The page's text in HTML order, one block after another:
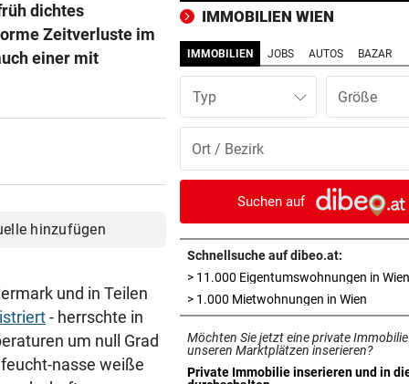
dichtes
Zeitverluste im
einer mit
hinzufügen
und in Teilen
- herrschte in
um null Grad
nasse weiße
PLUS FÜNF PROZENT
Goldpreis legte diese Woche
neuen Höhenflug hin
Einsatzkräfte gefordert!
FITNESS-TEST BESTANDEN vor
Weißhaidinger kann an
Leichtathletik-EM
11-JÄHRIGE MISSBRAUCHT vor
Vater lockte Vergewaltiger
TikTok in Falle
IMMOBILIEN WIEN
IMMOBILIEN JOBS AUTOS BAZAR
Typ
Suchen auf
Schnellsuche auf dibeo.at:
> 11.000 Eigentumswohnungen in Wien
> 1.000 Mietwohnungen in Wien
Möchten Sie jetzt eine private
unseren Marktplätzen inserieren?
Private Immobilie inserieren und in